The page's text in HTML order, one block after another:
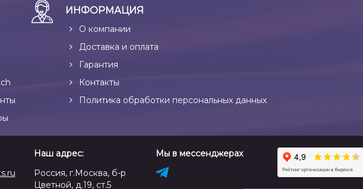
ИНФОРМАЦИЯ
О компании
Доставка и оплата
Гарантия
Контакты
Политика обработки персональных данных
Наш адрес:
Россия, г.Москва, б-р
Цветной, д.19, ст.5
Мы в мессенджерах